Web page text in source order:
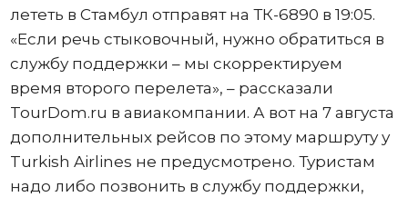
лететь в Стамбул отправят на ТК-6890 в 19:05.
«Если речь стыковочный, нужно обратиться в
службу поддержки – мы скорректируем
время второго перелета», – рассказали
TourDоm.ru в авиакомпании. А вот на 7 августа
дополнительных рейсов по этому маршруту у
Turkish Airlines не предусмотрено. Туристам
надо либо позвонить в службу поддержки,